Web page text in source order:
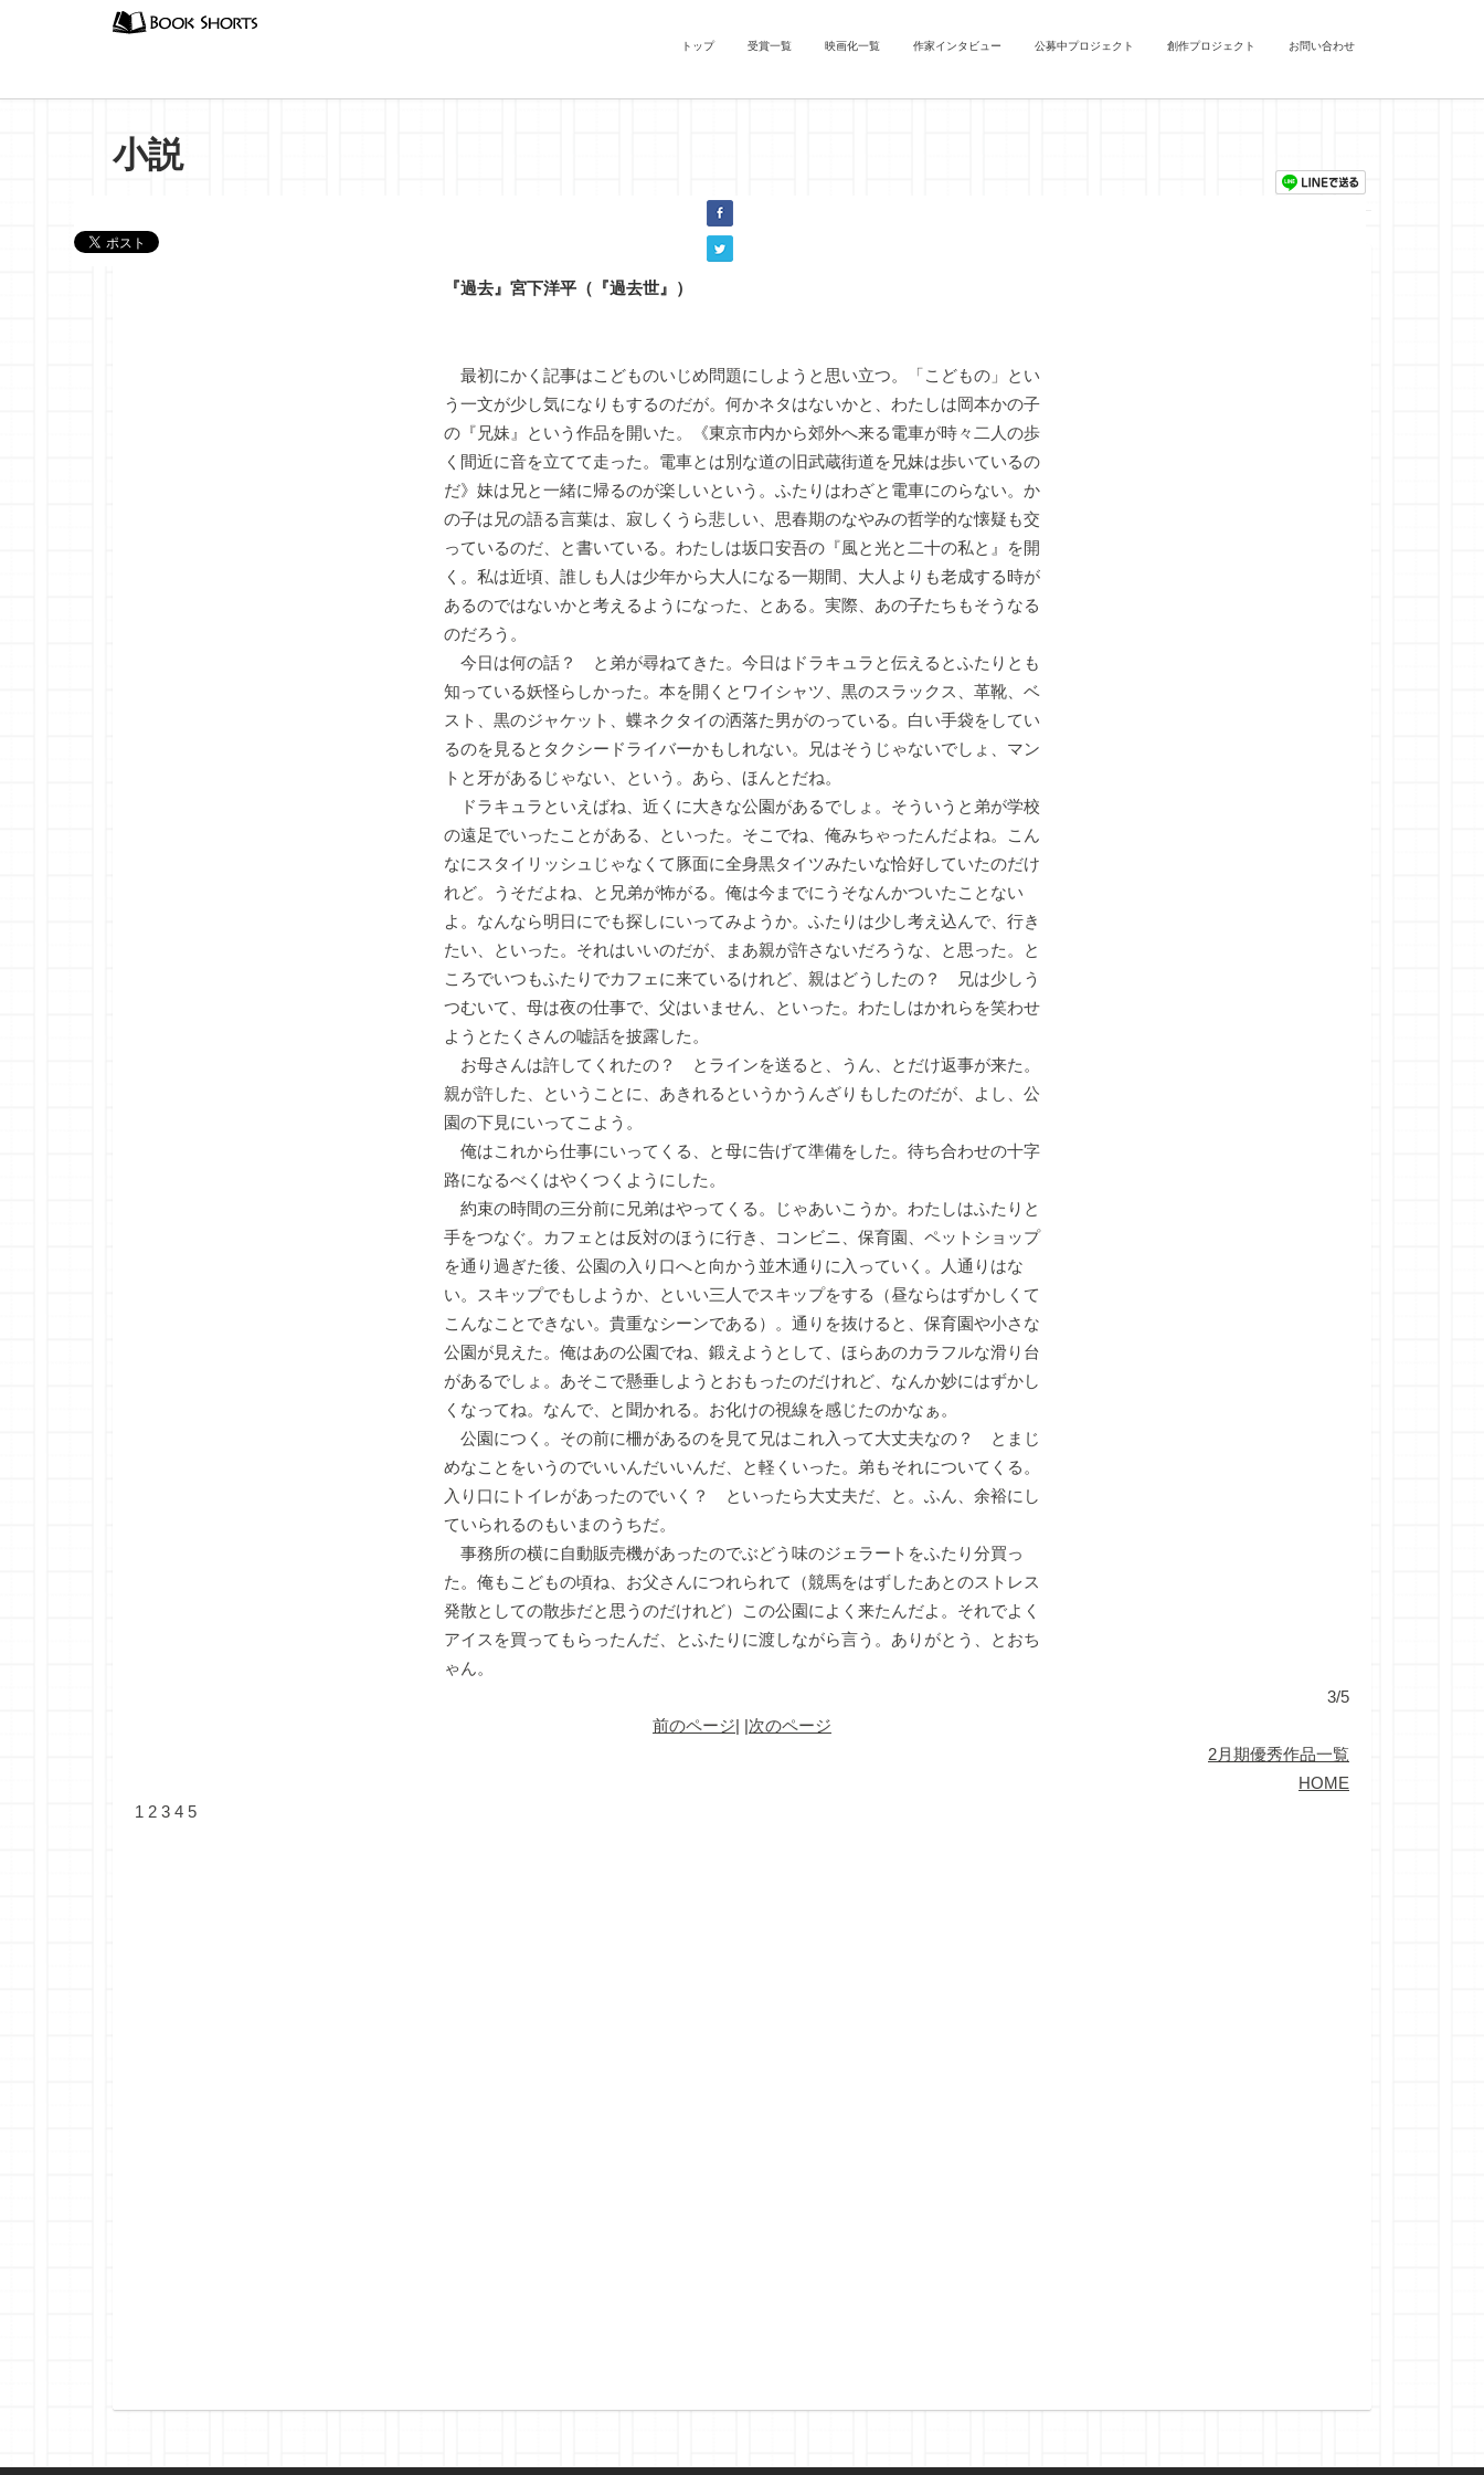
トップ 受賞一覧 映画化一覧 作家インタビュー 公募中プロジェクト 創作プロジェクト お問い合わせ
小説
『過去』宮下洋平（『過去世』）
最初にかく記事はこどものいじめ問題にしようと思い立つ。「こどもの」とい
う一文が少し気になりもするのだが。何かネタはないかと、わたしは岡本かの子
の『兄妹』という作品を開いた。《東京市内から郊外へ来る電車が時々二人の歩
く間近に音を立てて走った。電車とは別な道の旧武蔵街道を兄妹は歩いているの
だ》妹は兄と一緒に帰るのが楽しいという。ふたりはわざと電車にのらない。か
の子は兄の語る言葉は、寂しくうら悲しい、思春期のなやみの哲学的な懐疑も交
っているのだ、と書いている。わたしは坂口安吾の『風と光と二十の私と』を開
く。私は近頃、誰しも人は少年から大人になる一期間、大人よりも老成する時が
あるのではないかと考えるようになった、とある。実際、あの子たちもそうなる
のだろう。
今日は何の話？ と弟が尋ねてきた。今日はドラキュラと伝えるとふたりとも
知っている妖怪らしかった。本を開くとワイシャツ、黒のスラックス、革靴、ベ
スト、黒のジャケット、蝶ネクタイの洒落た男がのっている。白い手袋をしてい
るのを見るとタクシードライバーかもしれない。兄はそうじゃないでしょ、マン
トと牙があるじゃない、という。あら、ほんとだね。
ドラキュラといえばね、近くに大きな公園があるでしょ。そういうと弟が学校
の遠足でいったことがある、といった。そこでね、俺みちゃったんだよね。こん
なにスタイリッシュじゃなくて豚面に全身黒タイツみたいな恰好していたのだけ
れど。うそだよね、と兄弟が怖がる。俺は今までにうそなんかついたことない
よ。なんなら明日にでも探しにいってみようか。ふたりは少し考え込んで、行き
たい、といった。それはいいのだが、まあ親が許さないだろうな、と思った。と
ころでいつもふたりでカフェに来ているけれど、親はどうしたの？ 兄は少しう
つむいて、母は夜の仕事で、父はいません、といった。わたしはかれらを笑わせ
ようとたくさんの嘘話を披露した。
お母さんは許してくれたの？ とラインを送ると、うん、とだけ返事が来た。
親が許した、ということに、あきれるというかうんざりもしたのだが、よし、公
園の下見にいってこよう。
俺はこれから仕事にいってくる、と母に告げて準備をした。待ち合わせの十字
路になるべくはやくつくようにした。
約束の時間の三分前に兄弟はやってくる。じゃあいこうか。わたしはふたりと
手をつなぐ。カフェとは反対のほうに行き、コンビニ、保育園、ペットショップ
を通り過ぎた後、公園の入り口へと向かう並木通りに入っていく。人通りはな
い。スキップでもしようか、といい三人でスキップをする（昼ならはずかしくて
こんなことできない。貴重なシーンである）。通りを抜けると、保育園や小さな
公園が見えた。俺はあの公園でね、鍛えようとして、ほらあのカラフルな滑り台
があるでしょ。あそこで懸垂しようとおもったのだけれど、なんか妙にはずかし
くなってね。なんで、と聞かれる。お化けの視線を感じたのかなぁ。
公園につく。その前に柵があるのを見て兄はこれ入って大丈夫なの？ とまじ
めなことをいうのでいいんだいいんだ、と軽くいった。弟もそれについてくる。
入り口にトイレがあったのでいく？ といったら大丈夫だ、と。ふん、余裕にし
ていられるのもいまのうちだ。
事務所の横に自動販売機があったのでぶどう味のジェラートをふたり分買っ
た。俺もこどもの頃ね、お父さんにつれられて（競馬をはずしたあとのストレス
発散としての散歩だと思うのだけれど）この公園によく来たんだよ。それでよく
アイスを買ってもらったんだ、とふたりに渡しながら言う。ありがとう、とおち
ゃん。
3/5
前のページ| |次のページ
2月期優秀作品一覧
HOME
1 2 3 4 5